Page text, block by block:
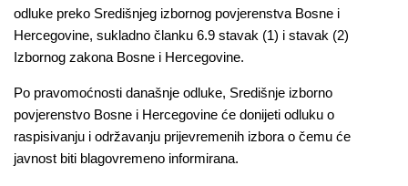
odluke preko Središnjeg izbornog povjerenstva Bosne i
Hercegovine, sukladno članku 6.9 stavak (1) i stavak (2)
Izbornog zakona Bosne i Hercegovine.
Po pravomoćnosti današnje odluke, Središnje izborno
povjerenstvo Bosne i Hercegovine će donijeti odluku o
raspisivanju i održavanju prijevremenih izbora o čemu će
javnost biti blagovremeno informirana.